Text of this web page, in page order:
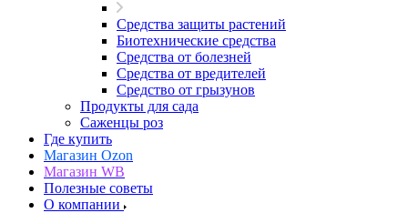
Средства защиты растений
Биотехнические средства
Средства от болезней
Средства от вредителей
Средство от грызунов
Продукты для сада
Саженцы роз
Где купить
Магазин Ozon
Магазин WB
Полезные советы
О компании